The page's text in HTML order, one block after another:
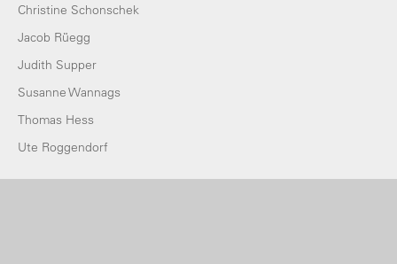
Christine Schonschek
Jacob Rüegg
Judith Supper
Susanne Wannags
Thomas Hess
Ute Roggendorf